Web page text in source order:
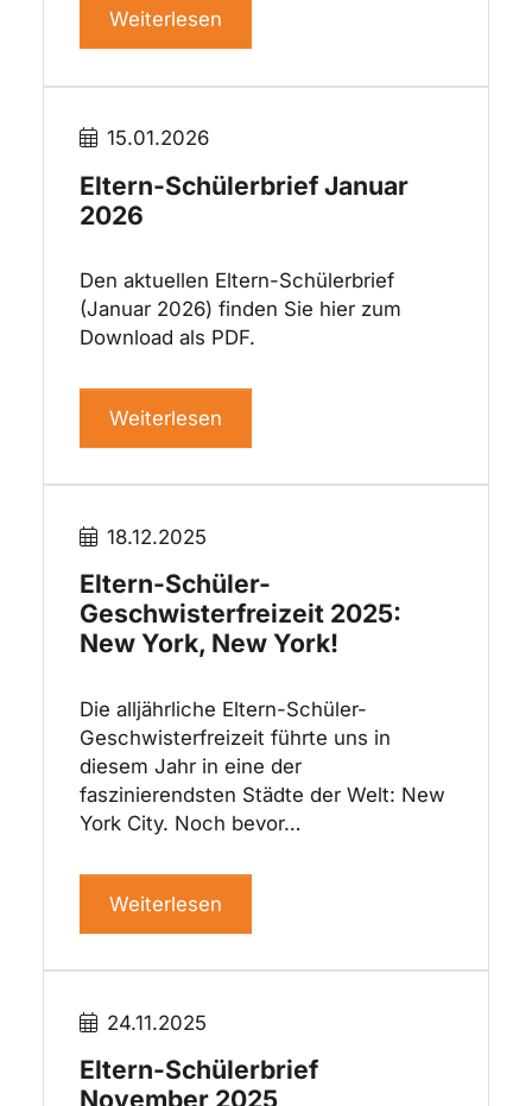
Weiterlesen
15.01.2026
Eltern-Schülerbrief Januar
2026
Den aktuellen Eltern-Schülerbrief
(Januar 2026) finden Sie hier zum
Download als PDF.
Weiterlesen
18.12.2025
Eltern-Schüler-
Geschwisterfreizeit 2025:
New York, New York!
Die alljährliche Eltern-Schüler-
Geschwisterfreizeit führte uns in
diesem Jahr in eine der
faszinierendsten Städte der Welt: New
York City. Noch bevor…
Weiterlesen
24.11.2025
Eltern-Schülerbrief
November 2025